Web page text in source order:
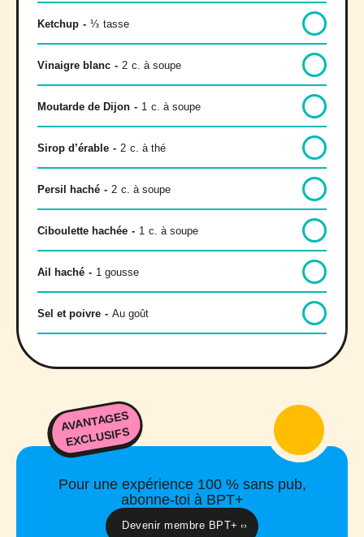
Ketchup - ⅓ tasse
Vinaigre blanc - 2 c. à soupe
Moutarde de Dijon - 1 c. à soupe
Sirop d’érable - 2 c. à thé
Persil haché - 2 c. à soupe
Ciboulette hachée - 1 c. à soupe
Ail haché - 1 gousse
Sel et poivre - Au goût
AVANTAGES
EXCLUSIFS
Pour une expérience 100 % sans pub,
abonne-toi à BPT+
Devenir membre BPT+